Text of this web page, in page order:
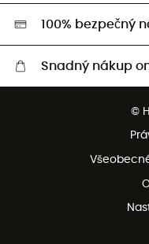
HardGreen
100% bezpečný
Snadný nákup
Bezplatné vrácení do 100
©